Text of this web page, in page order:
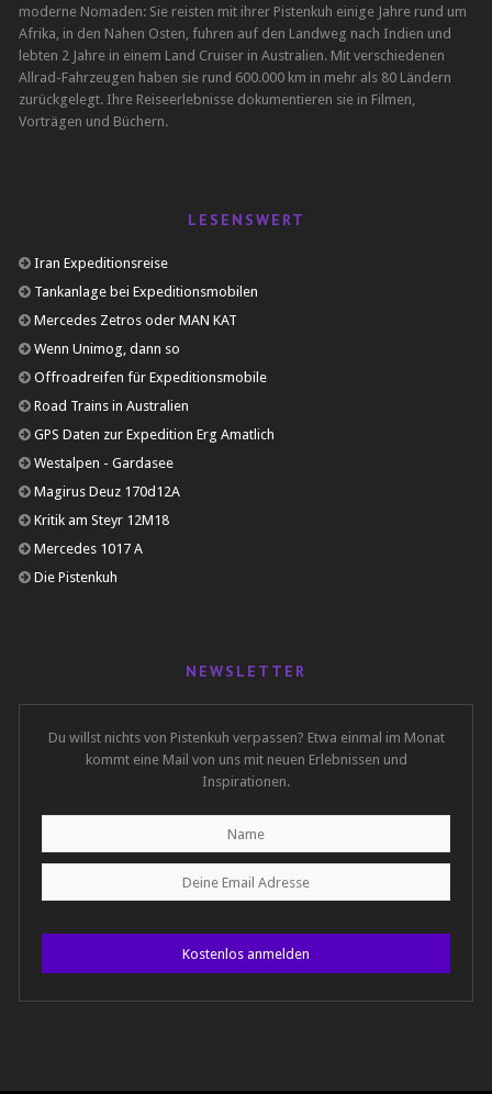
moderne Nomaden: Sie reisten mit ihrer Pistenkuh einige Jahre rund um
Afrika, in den Nahen Osten, fuhren auf den Landweg nach Indien und
lebten 2 Jahre in einem Land Cruiser in Australien. Mit verschiedenen
Allrad-Fahrzeugen haben sie rund 600.000 km in mehr als 80 Ländern
zurückgelegt. Ihre Reiseerlebnisse dokumentieren sie in Filmen,
Vorträgen und Büchern.
LESENSWERT
Iran Expeditionsreise
Tankanlage bei Expeditionsmobilen
Mercedes Zetros oder MAN KAT
Wenn Unimog, dann so
Offroadreifen für Expeditionsmobile
Road Trains in Australien
GPS Daten zur Expedition Erg Amatlich
Westalpen - Gardasee
Magirus Deuz 170d12A
Kritik am Steyr 12M18
Mercedes 1017 A
Die Pistenkuh
NEWSLETTER
Du willst nichts von Pistenkuh verpassen? Etwa einmal im Monat
kommt eine Mail von uns mit neuen Erlebnissen und
Inspirationen.
Kostenlos anmelden